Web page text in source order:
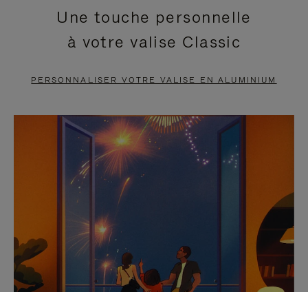
EN
PAUSE,
APPUYEZ
POUR
METTRE
PAUSE
VIDÉO
EST
DÉSACTIVÉ.
CLIQUER
POUR
RÉACTIVER
LE
SON
Une touche personnelle
à votre valise Classic
PERSONNALISER VOTRE VALISE EN ALUMINIUM